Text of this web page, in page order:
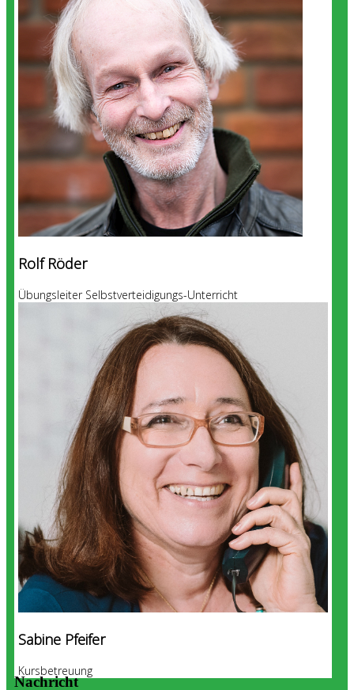
Rolf Röder
Übungsleiter Selbstverteidigungs-Unterricht
Sabine Pfeifer
Kursbetreuung
Nachricht